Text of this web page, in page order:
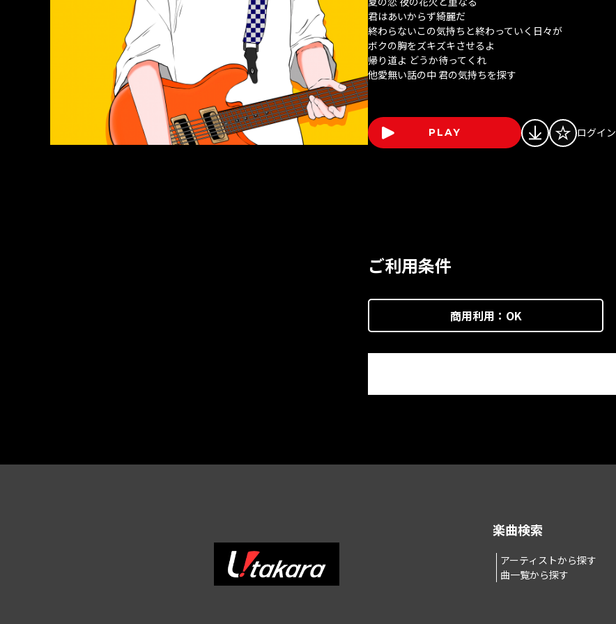
君はあいからず綺麗だ
終わらないこの気持ちと終わっていく日々が
ボクの胸をズキズキさせるよ
帰り道よ どうか待ってくれ
他愛無い話の中 君の気持ちを探す
PLAY ログイン
ご利用条件
商用利用： OK
楽曲検索
アーティストから探す
曲一覧から探す